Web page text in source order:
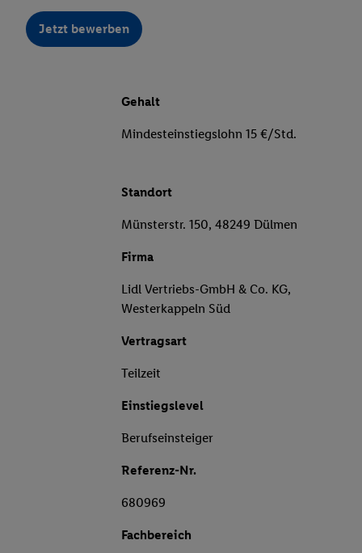
Jetzt bewerben
Gehalt
Mindesteinstiegslohn 15 €/Std.
Standort
Münsterstr. 150, 48249 Dülmen
Firma
Lidl Vertriebs-GmbH & Co. KG,
Westerkappeln Süd
Vertragsart
Teilzeit
Einstiegslevel
Berufseinsteiger
Referenz-Nr.
680969
Fachbereich